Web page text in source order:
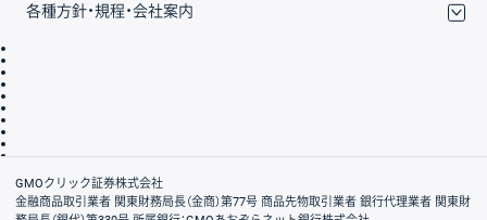
各種方針・規程・会社案内
会社案内
GMOクリック証券株式会社
金融商品取引業者 関東財務局長（金商）第77号 商品先物取引業者 銀行代理業者 関東財